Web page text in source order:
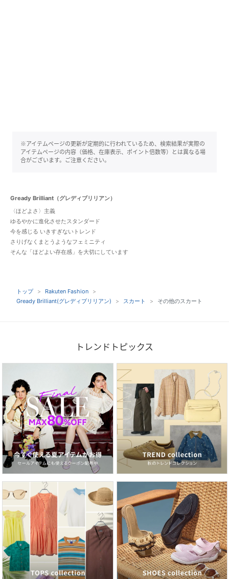
※アイテムページの更新が定期的に行われているため、検索結果が実際の
アイテムページの内容（価格、在庫表示、ポイント倍数等）とは異なる場
合がございます。ご注意ください。
Gready Brilliant（グレディブリリアン）
〈ほどよさ〉主義
ゆるやかに進化させたスタンダード
今を感じる いきすぎないトレンド
さりげなくまとうようなフェミニティ
そんな「ほどよい存在感」を大切にしています
トップ
Rakuten Fashion
Gready Brilliant(グレディブリリアン)
スカート その他のスカート
トレンドトピックス